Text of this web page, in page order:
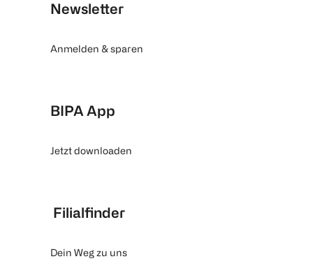
Newsletter
Anmelden & sparen
BIPA App
Jetzt downloaden
Filialfinder
Dein Weg zu uns